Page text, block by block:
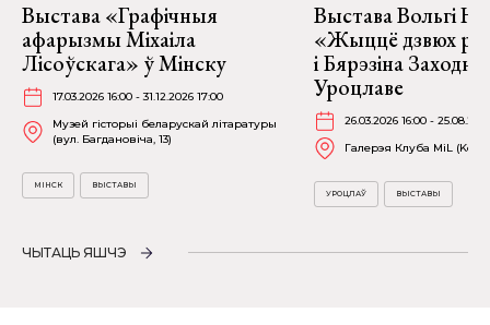
Выстава «Графічныя
афарызмы Міхаіла
Лісоўскага» ў Мінску
17.03.2026 16:00 - 31.12.2026 17:00
Музей гісторыі беларускай літаратуры
(вул. Багдановіча, 13)
МІНСК ВЫСТАВЫ
Выстава Вольгі
«Жыццё дзвюх
і Бярэзіна
Уроцлаве
26.03.2026 16:00 -
Галерэя Клуба MiL
УРОЦЛАЎ ВЫСТАВЫ
ЧЫТАЦЬ ЯШЧЭ